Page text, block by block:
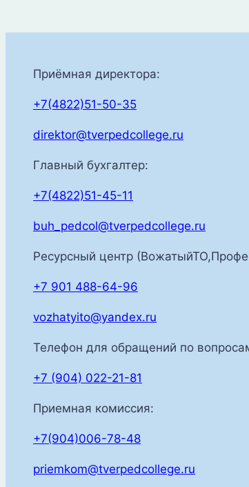
Приёмная директора:
+7(4822)51-50-35
direktor@tverpedcollege.ru
Главный бухгалтер:
+7(4822)51-45-11
buh_pedcol@tverpedcollege.ru
Ресурсный центр
+7 901 488-64-96
vozhatyito@yandex.ru
Телефон для обращений по
+7 (904) 022-21-81
Приемная комиссия:
+7(904)006-78-48
priemkom@tverpedcollege.ru